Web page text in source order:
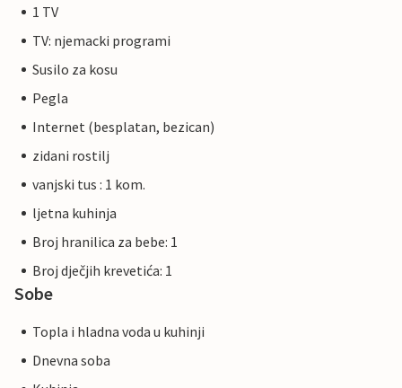
1 TV
TV: njemacki programi
Susilo za kosu
Pegla
Internet (besplatan, bezican)
zidani rostilj
vanjski tus : 1 kom.
ljetna kuhinja
Broj hranilica za bebe: 1
Broj dječjih krevetića: 1
Sobe
Topla i hladna voda u kuhinji
Dnevna soba